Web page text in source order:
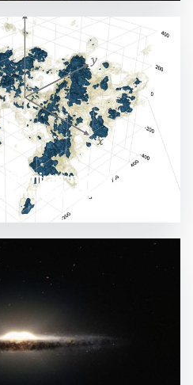
miran: nova 3D karta
mijenja stanje